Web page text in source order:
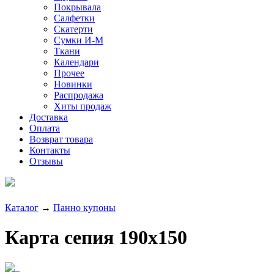
Покрывала
Салфетки
Скатерти
Сумки И-М
Ткани
Календари
Прочее
Новинки
Распродажа
Хиты продаж
Доставка
Оплата
Возврат товара
Контакты
Отзывы
Каталог → Панно купоны
Карта сепия 190x150